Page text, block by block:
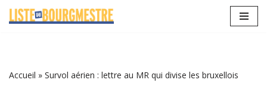
Accueil » Survol aérien : lettre au MR qui divise les bruxellois